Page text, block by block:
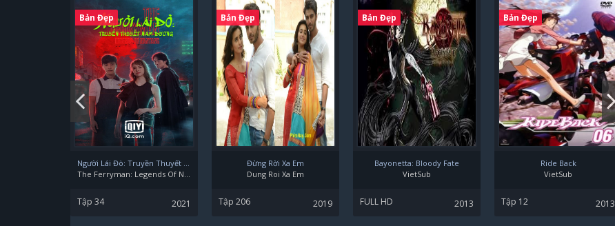
Bản Đẹp
Người Lái Đò: Truyền Thuyết Nam Dương
The Ferryman: Legends Of Nanyang
Tập 34 2021
Bản Đẹp
Đừng Rời Xa Em
Dung Roi Xa Em
Tập 206 2019
Bản Đẹp
Bayonetta: Bloody Fate
VietSub
FULL HD 2013
Bản Đẹp
Ride Back
VietSub
Tập 12 2013